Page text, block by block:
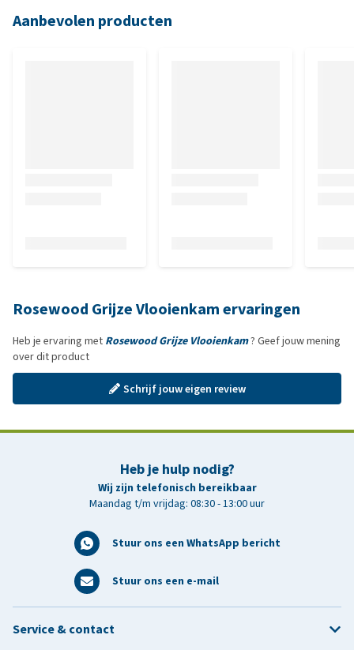
Aanbevolen producten
Rosewood Grijze Vlooienkam ervaringen
Heb je ervaring met Rosewood Grijze Vlooienkam? Geef jouw mening
over dit product
Schrijf jouw eigen review
Heb je hulp nodig?
Wij zijn telefonisch bereikbaar
Maandag t/m vrijdag: 08:30 - 13:00 uur
Stuur ons een WhatsApp bericht
Stuur ons een e-mail
Service & contact